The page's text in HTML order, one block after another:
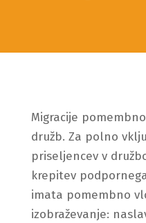
Migracije
družb. Za polno
priseljencev v
krepitev
imata pomembno
izobraževanje: